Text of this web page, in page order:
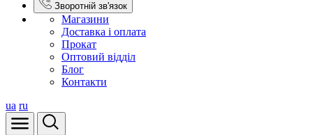
Зворотній зв'язок
Магазини
Доставка і оплата
Прокат
Оптовий відділ
Блог
Контакти
ua ru